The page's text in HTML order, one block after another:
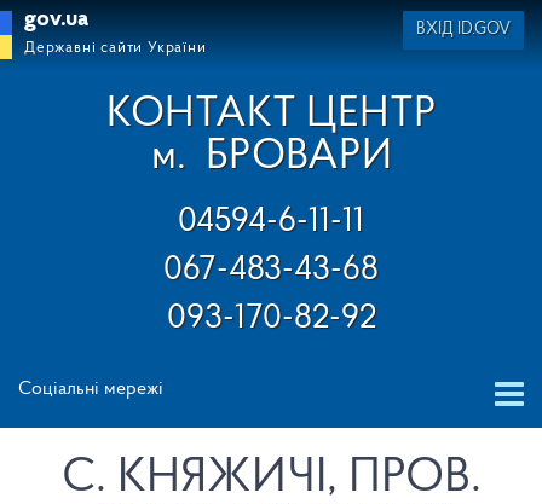
gov.ua
Державні сайти України
ВХІД ID.GOV
КОНТАКТ ЦЕНТР
м. БРОВАРИ
04594-6-11-11
067-483-43-68
093-170-82-92
Соціальні мережі
С. КНЯЖИЧІ, ПРОВ.